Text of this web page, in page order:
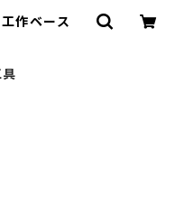
作ベース